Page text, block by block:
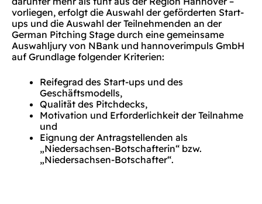
vorliegen, erfolgt die Auswahl der geförderten Start-
ups und die Auswahl der Teilnehmenden an der
German Pitching Stage durch eine gemeinsame
Auswahljury von NBank und hannoverimpuls GmbH
auf Grundlage folgender Kriterien:
Reifegrad des Start-ups und des
Geschäftsmodells,
Qualität des Pitchdecks,
Motivation und Erforderlichkeit der Teilnahme
und
Eignung der Antragstellenden als
„Niedersachsen-Botschafterin“ bzw.
„Niedersachsen-Botschafter“.